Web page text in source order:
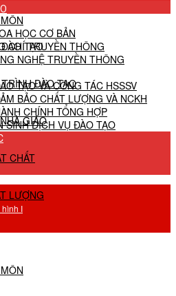
TẠO
ĐÀO TẠO
GIÁO
CHẤT
LƯỢNG
HỌC CƠ BẢN
CHÍ TRUYỀN THÔNG
NGHỆ TRUYỀN THÔNG
TẠO VÀ CÔNG TÁC HSSSV
BẢO CHẤT LƯỢNG VÀ NCKH
CHÍNH TỔNG HỢP
SINH DỊCH VỤ ĐÀO TẠO